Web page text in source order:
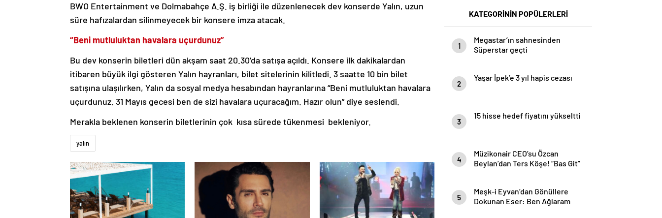
BWO Entertainment ve Dolmabahçe A.Ş. iş birliği ile düzenlenecek dev konserde Yalın, uzun
süre hafızalardan silinmeyecek bir konsere imza atacak.
“Beni mutluluktan havalara uçurdunuz”
Bu dev konserin biletleri dün akşam saat 20.30’da satışa açıldı. Konsere ilk dakikalardan
itibaren büyük ilgi gösteren Yalın hayranları, bilet sitelerinin kilitledi. 3 saatte 10 bin bilet
satışına ulaşılırken, Yalın da sosyal medya hesabından hayranlarına “Beni mutluluktan havalara
uçurdunuz. 31 Mayıs gecesi ben de sizi havalara uçuracağım. Hazır olun” diye seslendi.
Merakla beklenen konserin biletlerinin çok kısa sürede tükenmesi bekleniyor.
yalın
KATEGORİNİN POPÜLERLERİ
1
Megastar’ın sahnesinden
Süperstar geçti
2
Yaşar İpek’e 3 yıl hapis cezası
3
15 hisse hedef fiyatını yükseltti
4
Müzikonair CEO’su Özcan
Beylan’dan Ters Köşe! “Bas Git”
5
Meşk-i Eyvan’dan Gönüllere
Dokunan Eser: Ben Ağlaram